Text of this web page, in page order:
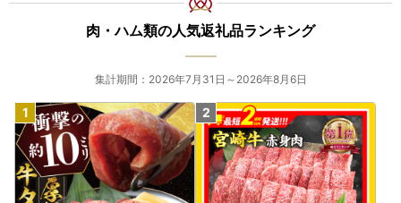
肉・ハム類の人気返礼品ランキング
集計期間：2026年7月31日～2026年8月6日